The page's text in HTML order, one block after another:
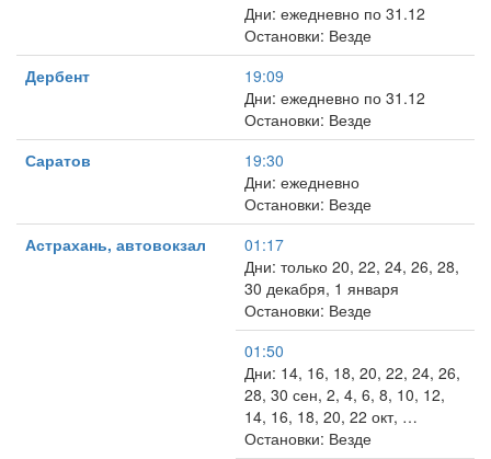
Дни: ежедневно по 31.12
Остановки: Везде
Дербент
19:09
Дни: ежедневно по 31.12
Остановки: Везде
Саратов
19:30
Дни: ежедневно
Остановки: Везде
Астрахань, автовокзал
01:17
Дни: только 20, 22, 24, 26, 28,
30 декабря, 1 января
Остановки: Везде
01:50
Дни: 14, 16, 18, 20, 22, 24, 26,
28, 30 сен, 2, 4, 6, 8, 10, 12,
14, 16, 18, 20, 22 окт, …
Остановки: Везде